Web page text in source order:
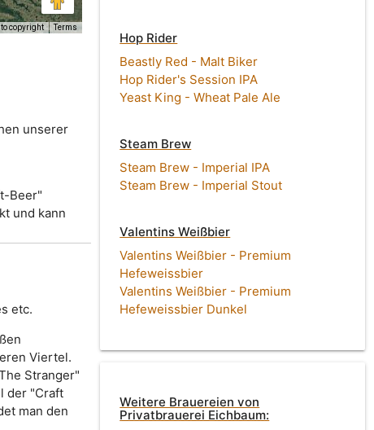
to copyright Terms
unserer
Beer"
und kann
etc.
Viertel.
Stranger"
der "Craft
man den
Hop Rider
Beastly Red - Malt Biker
Hop Rider's Session IPA
Yeast King - Wheat Pale Ale
Steam Brew
Steam Brew - Imperial IPA
Steam Brew - Imperial Stout
Valentins Weißbier
Valentins Weißbier - Premium
Hefeweissbier
Valentins Weißbier - Premium
Hefeweissbier Dunkel
Weitere Brauereien von
Privatbrauerei Eichbaum: